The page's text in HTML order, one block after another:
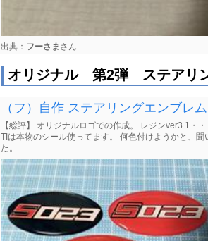
出典： フーさま さん
オリジナル 第2弾 ステアリ
（フ）自作 ステアリングエンブレム
【総評】 オリジナルロゴでの作成。 レジンver3.1・
TIは本物のシール使ってます。 何色付けようかと、
た。